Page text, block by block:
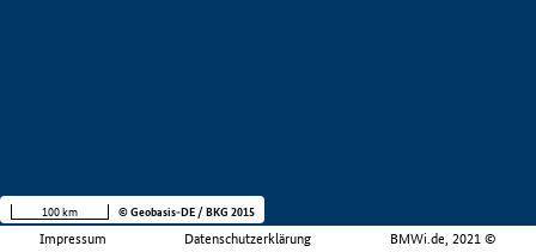
Impressum Datenschutzerklärung BMWi.de, 2021 ©
100 km © Geobasis-DE / BKG 2015